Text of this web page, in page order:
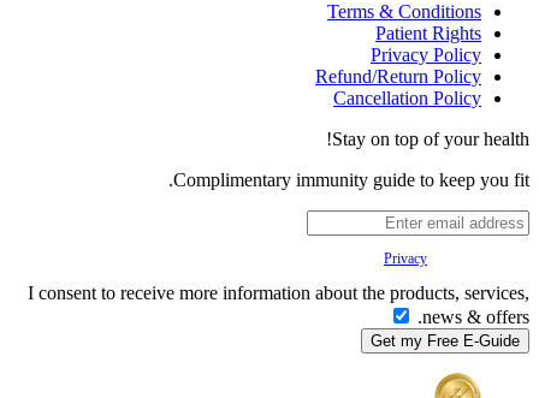
Terms & Conditions
Patient Rights
Privacy Policy
Refund/Return Policy
Cancellation Policy
Stay on top of your health!
Complimentary immunity guide to keep you fit.
Privacy
I consent to receive more information about the products, services,
news & offers.